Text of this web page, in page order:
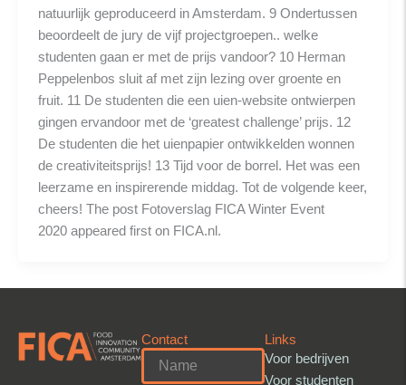
natuurlijk geproduceerd in Amsterdam. 9 Ondertussen
beoordeelt de jury de vijf projectgroepen.. welke
studenten gaan er met de prijs vandoor? 10 Herman
Peppelenbos sluit af met zijn lezing over groente en
fruit. 11 De studenten die een uien-website ontwierpen
gingen ervandoor met de ‘greatest challenge’ prijs. 12
De studenten die het uienpapier ontwikkelden wonnen
de creativiteitsprijs! 13 Tijd voor de borrel. Het was een
leerzame en inspirerende middag. Tot de volgende keer,
cheers! The post Fotoverslag FICA Winter Event
2020 appeared first on FICA.nl.
Contact
Links
Voor bedrijven
Voor studenten